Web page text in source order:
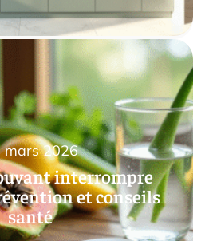
interrompre
et conseils
santé
mars 2026